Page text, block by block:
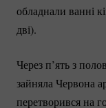
обладнали ванні
дві).
Через п’ять з
зайняла Червона
перетворився на